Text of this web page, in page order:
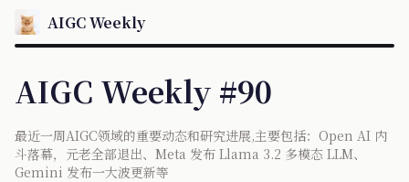
AIGC Weekly
AIGC Weekly #90
最近一周AIGC领域的重要动态和研究进展,主要包括：Open AI 内
斗落幕，元老全部退出、Meta 发布 Llama 3.2 多模态 LLM、
Gemini 发布一大波更新等